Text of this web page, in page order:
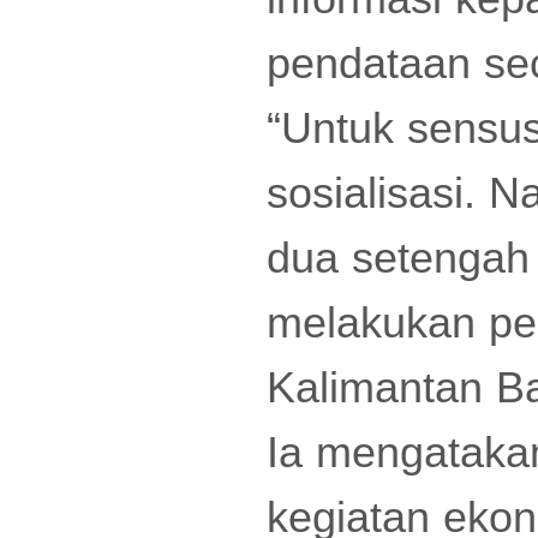
pendataan
“Untuk
sosialisasi.
dua
melakukan
Kalimantan
Ia
kegiatan